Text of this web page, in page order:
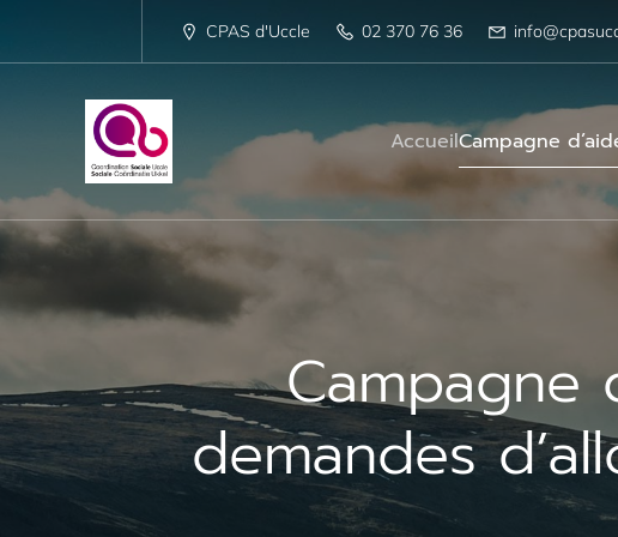
CPAS d'Uccle 02 370 76 36
AccueilCampagne
Campagne
demandes